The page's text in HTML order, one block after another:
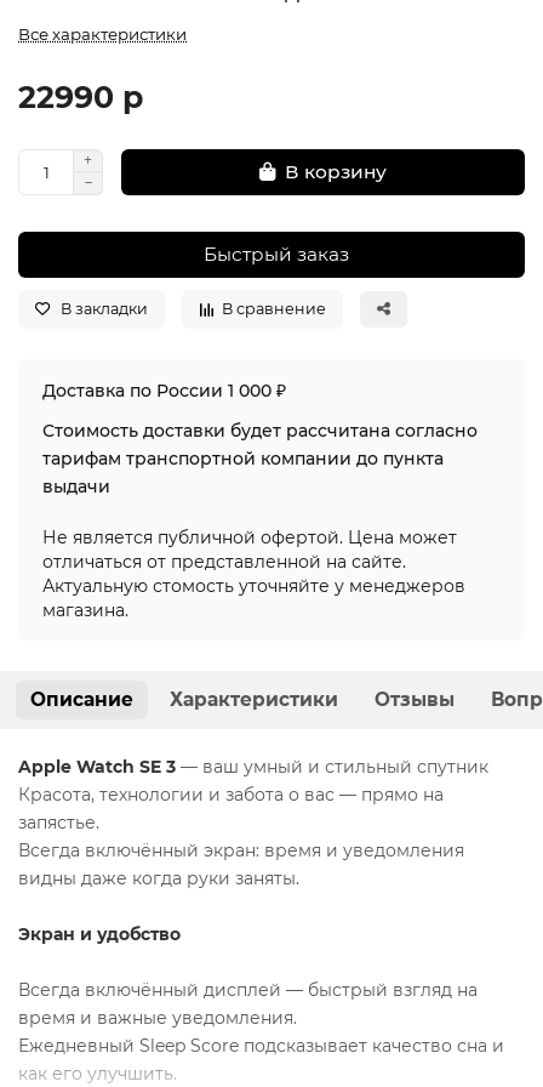
Все характеристики
22990 р
В корзину
Быстрый заказ
В закладки В сравнение
Доставка по России 1 000 ₽
Стоимость доставки будет рассчитана согласно
тарифам транспортной компании до пункта
выдачи
Не является публичной офертой. Цена может
отличаться от представленной на сайте.
Актуальную стомость уточняйте у менеджеров
магазина.
Описание Характеристики Отзывы
Apple Watch SE 3 — ваш умный и стильный спутник
Красота, технологии и забота о вас — прямо на
запястье.
Всегда включённый экран: время и уведомления
видны даже когда руки заняты.
Экран и удобство
Всегда включённый дисплей — быстрый взгляд на
время и важные уведомления.
Ежедневный Sleep Score подсказывает качество сна и
как его улучшить.